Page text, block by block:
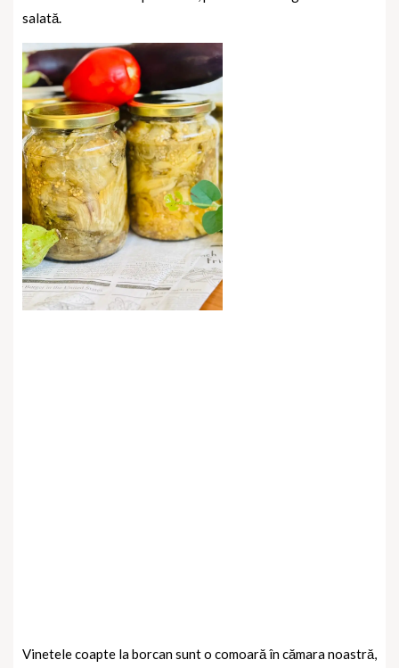
salată.
Vinetele coapte la borcan sunt o comoară în cămara noastră,